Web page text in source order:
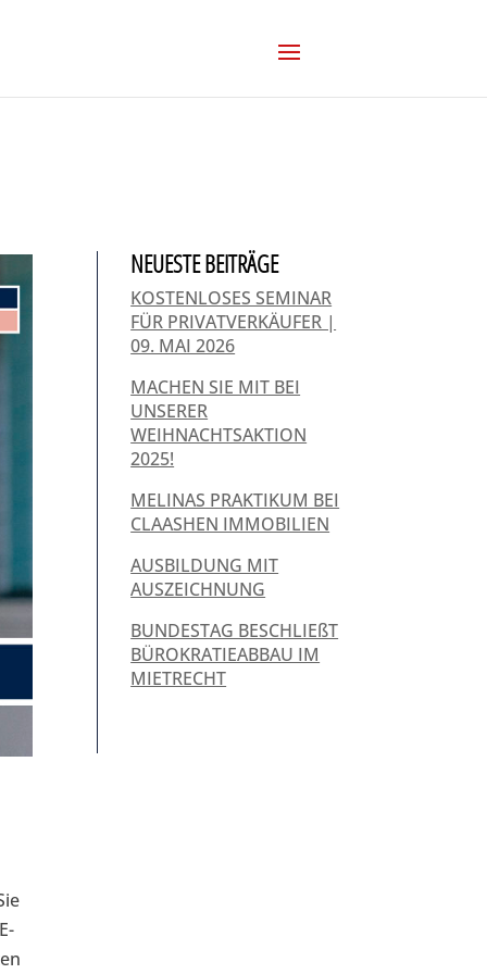
NEUESTE BEITRÄGE
KOSTENLOSES SEMINAR
FÜR PRIVATVERKÄUFER |
09. MAI 2026
MACHEN SIE MIT BEI
UNSERER
WEIHNACHTSAKTION
2025!
MELINAS PRAKTIKUM BEI
CLAASHEN IMMOBILIEN
AUSBILDUNG MIT
AUSZEICHNUNG
BUNDESTAG BESCHLIEßT
BÜROKRATIEABBAU IM
MIETRECHT